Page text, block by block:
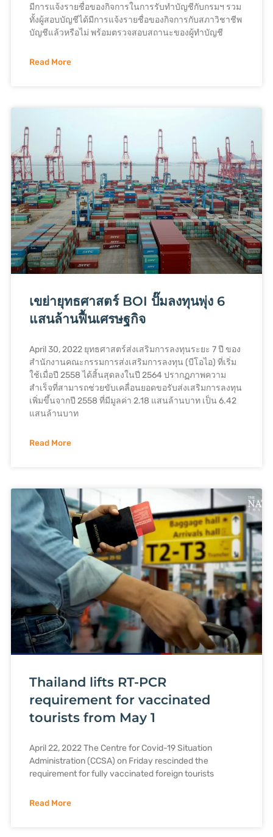
มีการแจ้งรายชื่อของกิจการในการรับทำบัญชีกับกรมฯ รวม
ทั้งผู้สอบบัญชีได้มีการแจ้งรายชื่อของกิจการกับสภาวิชาชีพ
บัญชีแล้วหรือไม่ พร้อมตรวจสอบสถานะของผู้ทำบัญชี
Read More
เขย่ายุทธศาสตร์ BOI ปั๊มลงทุนพุ่ง 6
แสนล้านฟื้นเศรษฐกิจ
April 30, 2022 ยุทธศาสตร์ส่งเสริมการลงทุนระยะ 7 ปี ของ
สำนักงานคณะกรรมการส่งเสริมการลงทุน (บีโอไอ) ที่เริ่ม
ใช้เมื่อปี 2558 ได้สิ้นสุดลงในปี 2564 ปรากฏภาพความ
สำเร็จที่สามารถช่วยขับเคลื่อนยอดขอรับส่งเสริมการลงทุน
เพิ่มขึ้นจากปี 2558 ที่มีมูลค่า 2.18 แสนล้านบาท เป็น 6.42
แสนล้านบาท
Read More
Thailand lifts RT-PCR
requirement for vaccinated
tourists from May 1
April 22, 2022 The Centre for Covid-19 Situation
Administration (CCSA) on Friday rescinded the
requirement for fully vaccinated foreign tourists
Read More